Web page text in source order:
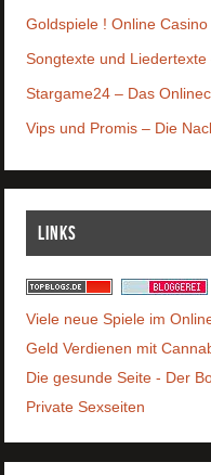
Goldspiele ! Online
Songtexte und Liedertexte
Stargame24 – Das
Vips und Promis – Die
Links
Viele neue Spiele im
Geld Verdienen mit
Die gesunde Seite - Der
Private Sexseiten